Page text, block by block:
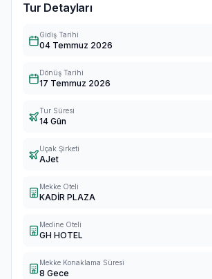
Tur Detayları
Gidiş Tarihi
04 Temmuz 2026
Dönüş Tarihi
17 Temmuz 2026
Tur Süresi
14 Gün
Uçak Şirketi
AJet
Mekke Oteli
KADİR PLAZA
Medine Oteli
GH HOTEL
Mekke Konaklama Süresi
8 Gece